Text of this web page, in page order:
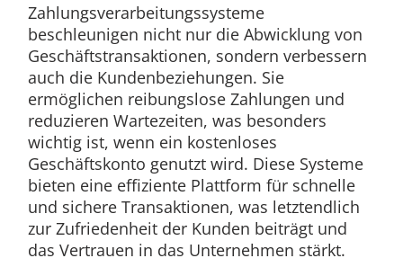
Zahlungsverarbeitungssysteme
beschleunigen nicht nur die Abwicklung von
Geschäftstransaktionen, sondern verbessern
auch die Kundenbeziehungen. Sie
ermöglichen reibungslose Zahlungen und
reduzieren Wartezeiten, was besonders
wichtig ist, wenn ein kostenloses
Geschäftskonto genutzt wird. Diese Systeme
bieten eine effiziente Plattform für schnelle
und sichere Transaktionen, was letztendlich
zur Zufriedenheit der Kunden beiträgt und
das Vertrauen in das Unternehmen stärkt.